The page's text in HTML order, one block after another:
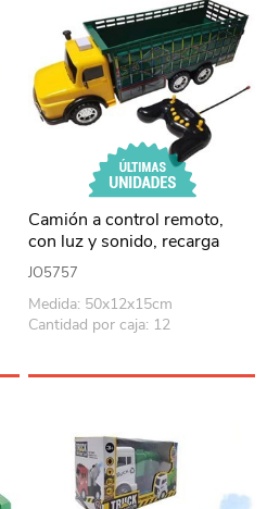
Camión a control remoto,
con luz y sonido, recarga
USB 2AA, en caja
JO5757
Medida: 50x12x15cm
Cantidad por caja: 12